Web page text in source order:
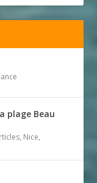
plage Beau
, Nice,